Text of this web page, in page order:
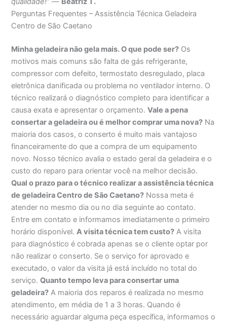
Perguntas Frequentes – Assistência Técnica Geladeira
Centro de São Caetano
Minha geladeira não gela mais. O que pode ser? Os
motivos mais comuns são falta de gás refrigerante,
compressor com defeito, termostato desregulado, placa
eletrônica danificada ou problema no ventilador interno. O
técnico realizará o diagnóstico completo para identificar a
causa exata e apresentar o orçamento.Vale a pena
consertar a geladeira ou é melhor comprar uma nova? Na
maioria dos casos, o conserto é muito mais vantajoso
financeiramente do que a compra de um equipamento
novo. Nosso técnico avalia o estado geral da geladeira e o
custo do reparo para orientar você na melhor decisão.
Qual o prazo para o técnico realizar a assistência técnica
de geladeira Centro de São Caetano? Nossa meta é
atender no mesmo dia ou no dia seguinte ao contato.
Entre em contato e informamos imediatamente o primeiro
horário disponível.A visita técnica tem custo? A visita
para diagnóstico é cobrada apenas se o cliente optar por
não realizar o conserto. Se o serviço for aprovado e
executado, o valor da visita já está incluído no total do
serviço.Quanto tempo leva para consertar uma
geladeira? A maioria dos reparos é realizada no mesmo
atendimento, em média de 1 a 3 horas. Quando é
necessário aguardar alguma peça específica, informamos o